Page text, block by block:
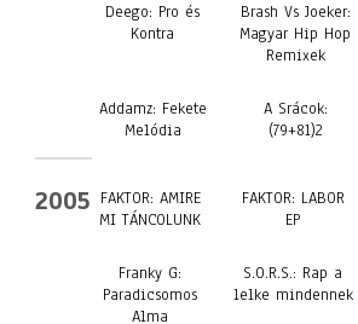
Deego: Pro és
Kontra
Brash Vs Joeker:
Magyar Hip Hop
Remixek
Addamz: Fekete
Melódia
A Srácok:
(79+81)2
2005 FAKTOR: AMIRE
MI TÁNCOLUNK
FAKTOR: LABOR
EP
Franky G:
Paradicsomos
Alma
S.O.R.S.: Rap a
lelke mindennek